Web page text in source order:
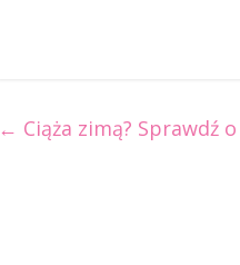
← Ciąża zimą? Sprawdź